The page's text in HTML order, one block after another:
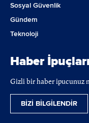
Sosyal Güvenlik
Gündem
Teknoloji
Haber İpuçları
Gizli bir haber ipucunuz
BİZİ BİLGİLENDİR